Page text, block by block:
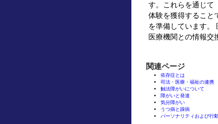
す。これらを通じて
体験を獲得すること
を準備しています。
医療機関との情報交
関連ページ
依存症とは
司法・医療・福祉の連携
触法障がいについて
障がいと発達
気分障がい
うつ病と躁病
パーソナリティおよび行